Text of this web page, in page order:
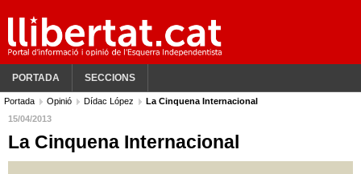
PORTADA SECCIONS
Portada Opinió Dídac López
La Cinquena Internacional
15/04/2013
La Cinquena Internacional